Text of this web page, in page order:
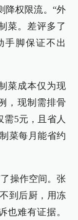
降权限流。“外
菜。差评多了
手脚保证不出
菜成本仅为现
，现制需排骨
需5元，且省人
菜每月能省约
操作空间。张
到后厨，用冻
也难有证据。